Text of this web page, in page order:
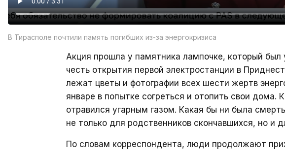
В Тирасполе почтили память погибших из-за энергокризиса
Акция прошла у памятника лампочке, который был
честь открытия первой электростанции в
лежат цветы и фотографии всех шести жертв
январе в попытке согреться и отопить свои дома.
отравился угарным газом. Какая бы ни была
не только для родственников скончавшихся, но и
По словам корреспондента, люди продолжают